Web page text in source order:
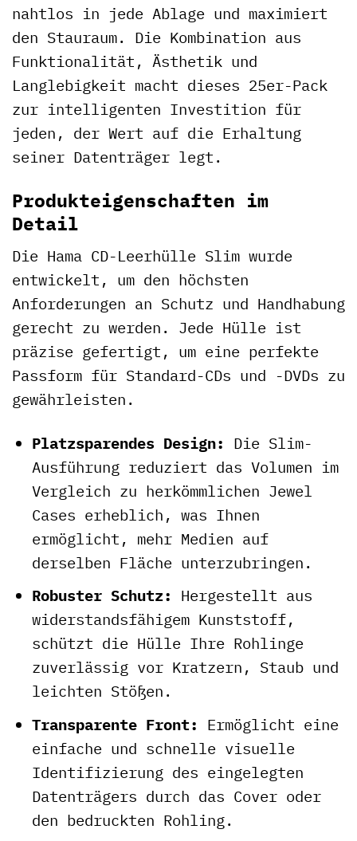
nahtlos in jede Ablage und maximiert
den Stauraum. Die Kombination aus
Funktionalität, Ästhetik und
Langlebigkeit macht dieses 25er-Pack
zur intelligenten Investition für
jeden, der Wert auf die Erhaltung
seiner Datenträger legt.
Produkteigenschaften im
Detail
Die Hama CD-Leerhülle Slim wurde
entwickelt, um den höchsten
Anforderungen an Schutz und Handhabung
gerecht zu werden. Jede Hülle ist
präzise gefertigt, um eine perfekte
Passform für Standard-CDs und -DVDs zu
gewährleisten.
Platzsparendes Design: Die Slim-
Ausführung reduziert das Volumen im
Vergleich zu herkömmlichen Jewel
Cases erheblich, was Ihnen
ermöglicht, mehr Medien auf
derselben Fläche unterzubringen.
Robuster Schutz: Hergestellt aus
widerstandsfähigem Kunststoff,
schützt die Hülle Ihre Rohlinge
zuverlässig vor Kratzern, Staub und
leichten Stößen.
Transparente Front: Ermöglicht eine
einfache und schnelle visuelle
Identifizierung des eingelegten
Datenträgers durch das Cover oder
den bedruckten Rohling.